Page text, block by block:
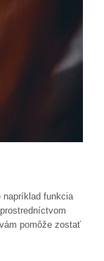
napríklad funkcia
pomôže zostať